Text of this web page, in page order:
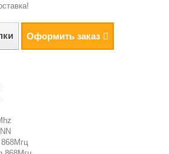
Оформить заказ